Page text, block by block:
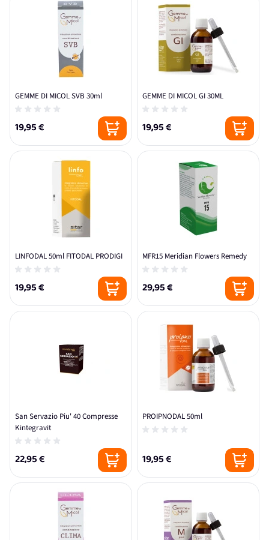
GEMME DI MICOL SVB 30ml
19,95 €
GEMME DI MICOL GI 30ML
19,95 €
LINFODAL 50ml FITODAL PRODIGI
19,95 €
MFR15 Meridian Flowers Remedy
29,95 €
San Servazio Piu' 40 Compresse
Kintegravit
22,95 €
PROIPNODAL 50ml
19,95 €